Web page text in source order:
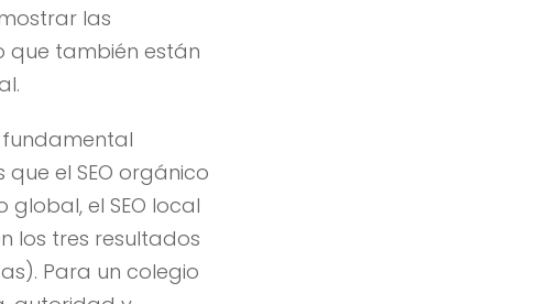
las
que también están
que el SEO orgánico
el SEO local
los tres resultados
Para un colegio